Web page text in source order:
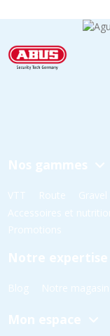
Nos gammes
VTT Route
Accessoires et
Promotions
Notre expertise
Blog Notre magasin
Mon espace